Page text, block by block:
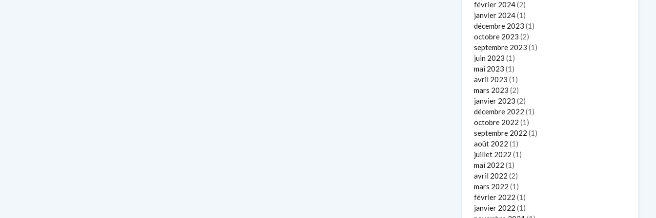
février 2024(2)
janvier 2024(1)
décembre 2023 (1)
octobre 2023 (2)
septembre 2023 (1)
juin 2023 (1)
mai 2023 (1)
avril 2023 (1)
mars 2023 (2)
janvier 2023 (2)
décembre 2022 (1)
octobre 2022 (1)
septembre 2022 (1)
août 2022 (1)
juillet 2022 (1)
mai 2022 (1)
avril 2022 (2)
mars 2022 (1)
février 2022 (1)
janvier 2022 (1)